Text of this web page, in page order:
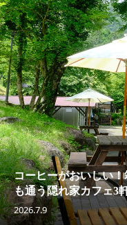
コーヒーがおいしい
も通う隠れ家カフェ3
2026.7.9